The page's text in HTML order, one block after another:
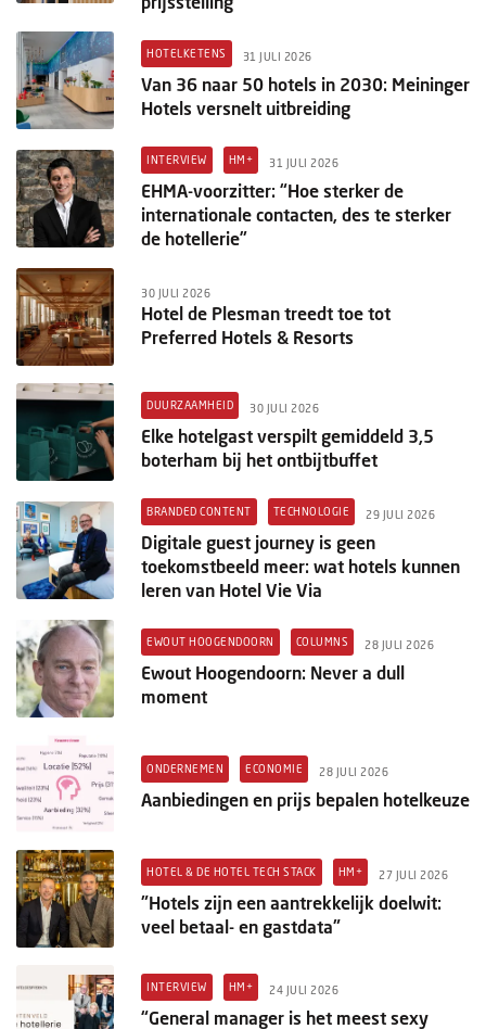
HOTELKETENS 31 JULI 2026
Van 36 naar 50 hotels in 2030: Meininger
Hotels versnelt uitbreiding
INTERVIEW HM+ 31 JULI 2026
EHMA-voorzitter: “Hoe sterker de
internationale contacten, des te sterker
de hotellerie”
30 JULI 2026
Hotel de Plesman treedt toe tot
Preferred Hotels & Resorts
DUURZAAMHEID 30 JULI 2026
Elke hotelgast verspilt gemiddeld 3,5
boterham bij het ontbijtbuffet
BRANDED CONTENT TECHNOLOGIE 29 JULI 2026
Digitale guest journey is geen
toekomstbeeld meer: wat hotels kunnen
leren van Hotel Vie Via
EWOUT HOOGENDOORN COLUMNS 28 JULI 2026
Ewout Hoogendoorn: Never a dull
moment
ONDERNEMEN ECONOMIE 28 JULI 2026
Aanbiedingen en prijs bepalen hotelkeuze
HOTEL & DE HOTEL TECH STACK HM+ 27 JULI 2026
"Hotels zijn een aantrekkelijk doelwit:
veel betaal- en gastdata"
INTERVIEW HM+ 24 JULI 2026
“General manager is het meest sexy